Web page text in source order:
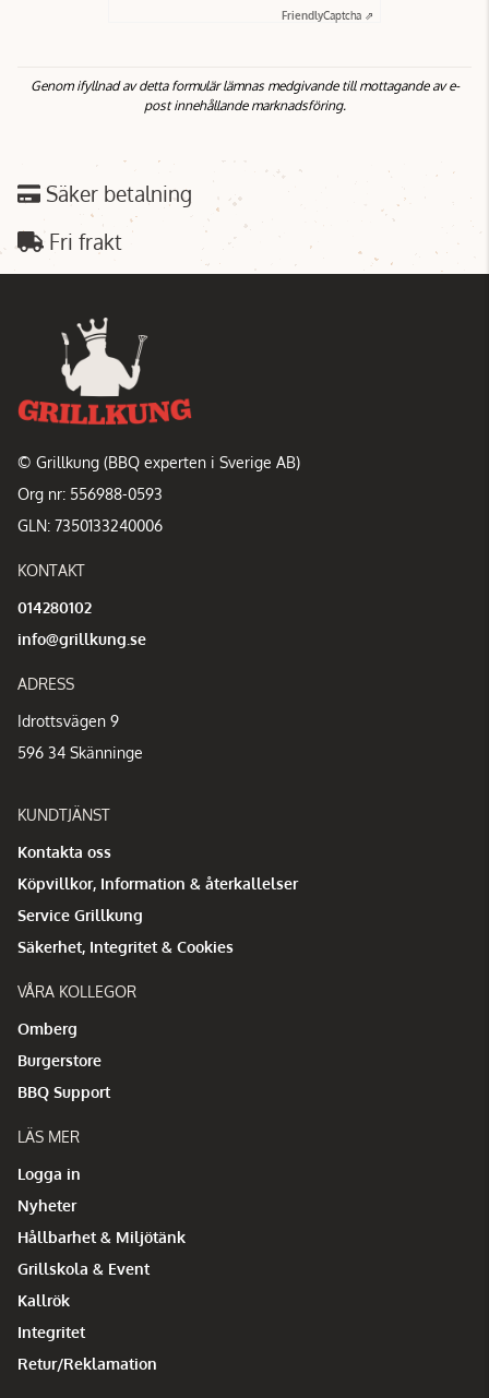
FriendlyCaptcha ⇗
Genom ifyllnad av detta formulär lämnas medgivande till mottagande av e-
post innehållande marknadsföring.
Säker betalning
Fri frakt
© Grillkung (BBQ experten i Sverige AB)
Org nr: 556988-0593
GLN: 7350133240006
KONTAKT
014280102
info@grillkung.se
ADRESS
Idrottsvägen 9
596 34 Skänninge
KUNDTJÄNST
Kontakta oss
Köpvillkor, Information & återkallelser
Service Grillkung
Säkerhet, Integritet & Cookies
VÅRA KOLLEGOR
Omberg
Burgerstore
BBQ Support
LÄS MER
Logga in
Nyheter
Hållbarhet & Miljötänk
Grillskola & Event
Kallrök
Integritet
Retur/Reklamation